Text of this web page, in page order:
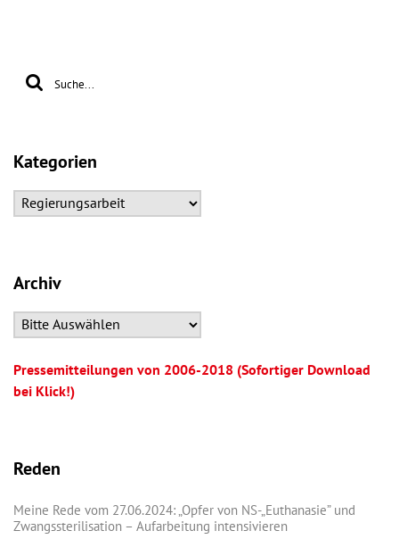
Kategorien
Archiv
Pressemitteilungen von 2006-2018 (Sofortiger Download
bei Klick!)
Reden
Meine Rede vom 27.06.2024: „Opfer von NS-„Euthanasie” und
Zwangssterilisation – Aufarbeitung intensivieren